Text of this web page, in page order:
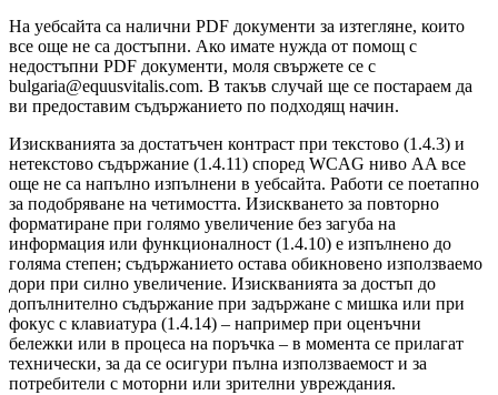
На уебсайта са налични PDF документи за изтегляне, които
все още не са достъпни. Ако имате нужда от помощ с
недостъпни PDF документи, моля свържете се с
bulgaria@equusvitalis.com. В такъв случай ще се постараем да
ви предоставим съдържанието по подходящ начин.
Изискванията за достатъчен контраст при текстово (1.4.3) и
нетекстово съдържание (1.4.11) според WCAG ниво AA все
още не са напълно изпълнени в уебсайта. Работи се поетапно
за подобряване на четимостта. Изискването за повторно
форматиране при голямо увеличение без загуба на
информация или функционалност (1.4.10) е изпълнено до
голяма степен; съдържанието остава обикновено използваемо
дори при силно увеличение. Изискванията за достъп до
допълнително съдържание при задържане с мишка или при
фокус с клавиатура (1.4.14) – например при оценъчни
бележки или в процеса на поръчка – в момента се прилагат
технически, за да се осигури пълна използваемост и за
потребители с моторни или зрителни увреждания.